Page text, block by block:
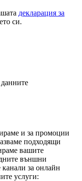
декларация за
си.
и за промоции
подходящи
вашите
външни
за онлайн
услуги: